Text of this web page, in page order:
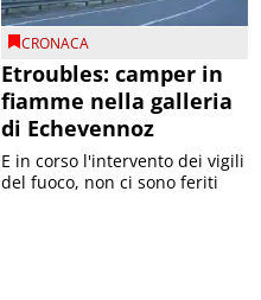
CRONACA
Etroubles: camper in
fiamme nella galleria
di Echevennoz
E in corso l'intervento dei vigili
del fuoco, non ci sono feriti